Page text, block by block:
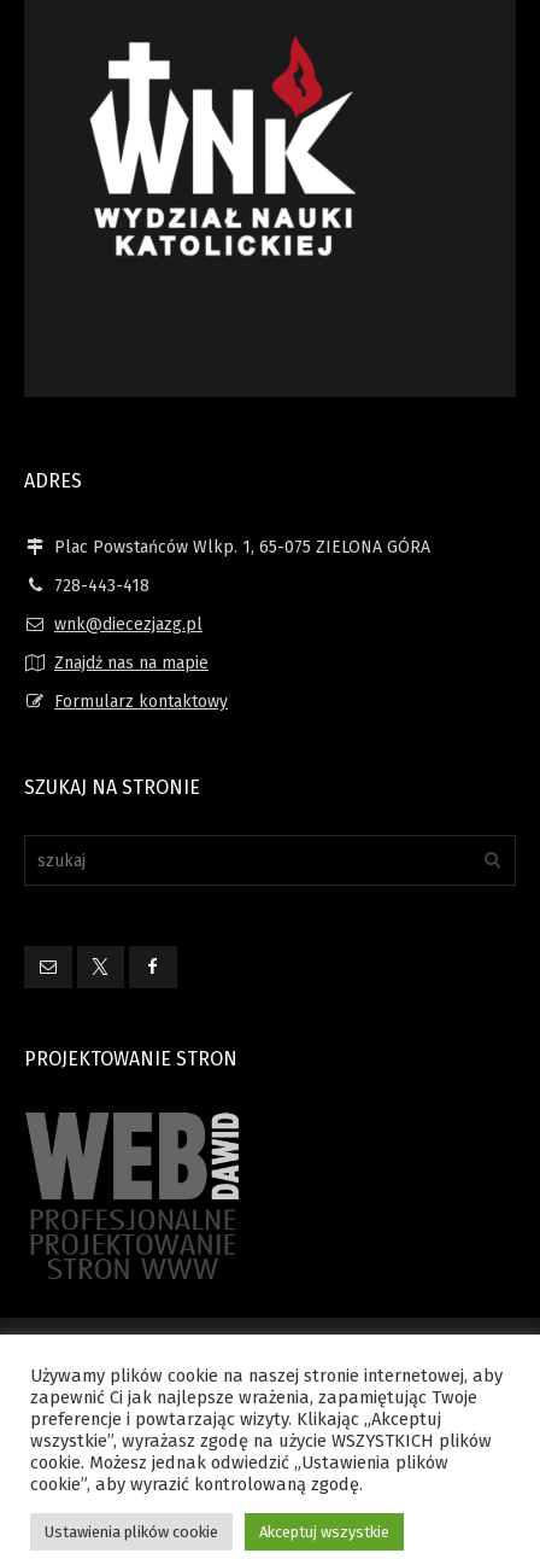
ADRES
Plac Powstańców Wlkp. 1, 65-075 ZIELONA GÓRA
728-443-418
wnk@diecezjazg.pl
Znajdź nas na mapie
Formularz kontaktowy
SZUKAJ NA STRONIE
PROJEKTOWANIE STRON
Copyright © 2015 WYDZIAŁ NAUKI KATOLICKIEJ - Kuria Diecezjalna.
Wszelkie prawa zastrzeżone.
Polityka prywatności Kontakt
Używamy plików cookie na naszej stronie internetowej, aby
zapewnić Ci jak najlepsze wrażenia, zapamiętując Twoje
preferencje i powtarzając wizyty. Klikając „Akceptuj
wszystkie”, wyrażasz zgodę na użycie WSZYSTKICH plików
cookie. Możesz jednak odwiedzić „Ustawienia plików
cookie”, aby wyrazić kontrolowaną zgodę.
Ustawienia plików cookie Akceptuj wszystkie